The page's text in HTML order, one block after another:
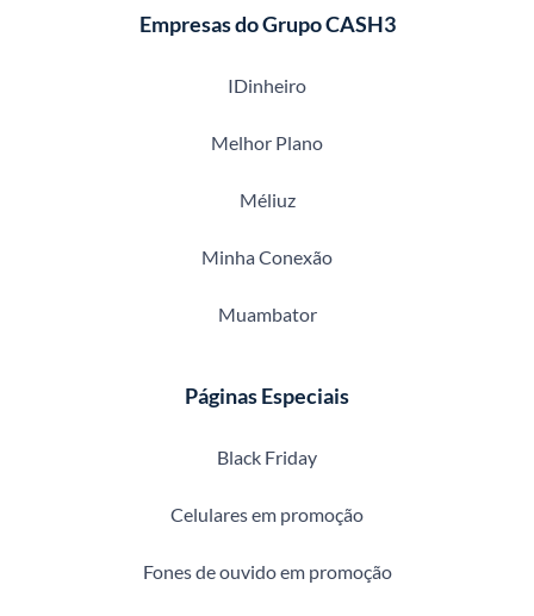
Empresas do Grupo CASH3
IDinheiro
Melhor Plano
Méliuz
Minha Conexão
Muambator
Páginas Especiais
Black Friday
Celulares em promoção
Fones de ouvido em promoção